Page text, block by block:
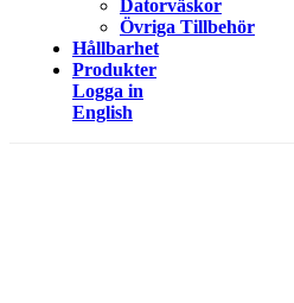
Datorväskor
Övriga Tillbehör
Hållbarhet
Produkter
Logga in
English